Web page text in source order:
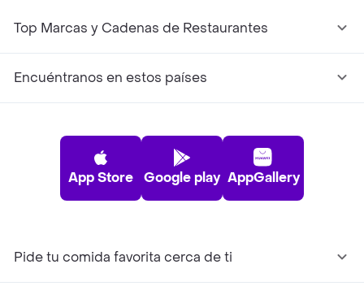
Top Marcas y Cadenas de Restaurantes
Encuéntranos en estos países
App Store Google play AppGallery
Pide tu comida favorita cerca de ti